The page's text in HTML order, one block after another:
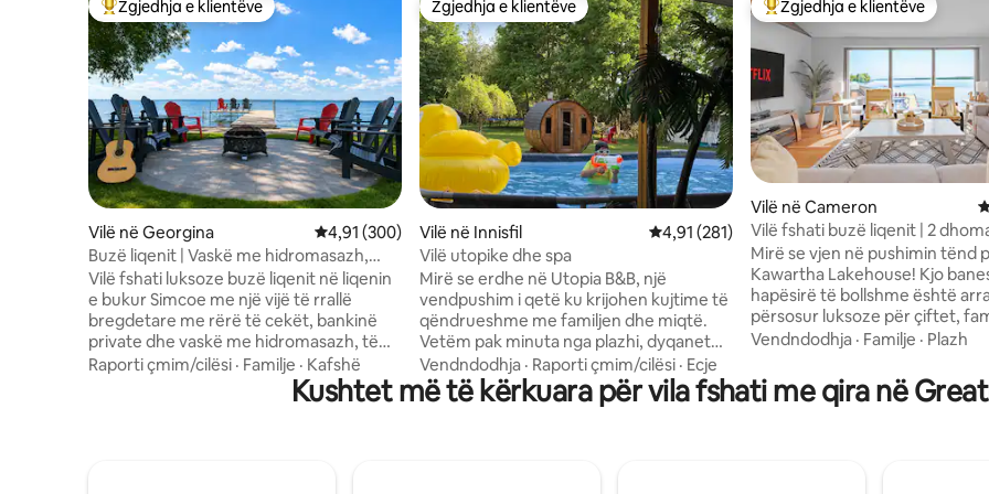
Më të mirat e zgjedhjeve të klientëve
Zgjedhja e klientëve
Vilë në Georgina Vlerësimi mesatar 4,91 nga 5, 300 vlerësime
4,91 (300)
Buzë liqenit | Vaskë me hidromasazh,
Dock privat dhe fund me rërë
Vilë fshati luksoze buzë liqenit në liqenin
e bukur Simcoe me një vijë të rrallë
bregdetare me rërë të cekët, bankinë
private dhe vaskë me hidromasazh, të
përsosur për not dhe argëtim familjar.
Shijo perëndimet e diellit që të lënë pa
frymë, lundrimin me kajak, lundrimin me
Raporti çmim/cilësi · Familje · Kafshë
Zgjedhja e klientëve
Zgjedhja e klientëve
Vilë në Innisfil Vlerësimi mesatar 4,91 nga 5, 281 vlerësime
4,91 (281)
Vilë utopike dhe spa
Mirë se erdhe në Utopia B&B, një
vendpushim i qetë ku krijohen kujtime të
qëndrueshme me familjen dhe miqtë.
Vetëm pak minuta nga plazhi, dyqanet
ushqimore, stacionet e karburantit dhe
të gjitha gjërat e domosdoshme të
përditshme. Me kaq shumë për të
Vendndodhja · Raporti çmim/cilësi · Ecje
Më të mirat e zgjedhjeve të
Zgjedhja e klientëve
Vilë në Cameron
Vilë fshati buzë liqenit | 2
vaskë me hidromasazh, vatër
Mirë se vjen në pushimin tënd
Kawartha Lakehouse! Kjo
hapësirë të bollshme është
përsosur luksoze për çiftet,
vogla ose miqtë që duan
rehatinë e një shtëpie liqeni me
të plotë me vetëm 2 dhoma
Vendndodhja · Familje · Plazh
Kushtet më të kërkuara për vila fshati me qira në